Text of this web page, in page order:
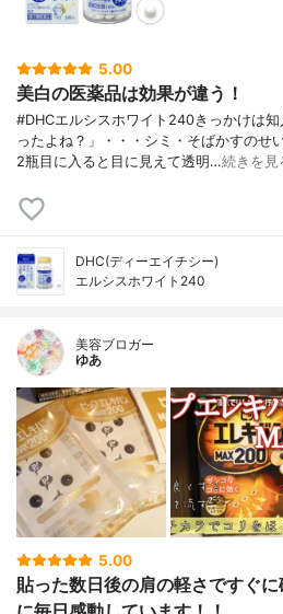
5.00
美白の医薬品は効果が違う！
#DHCエルシスホワイト240きっかけは
ったよね？」・・・シミ・そばかすのせ
2瓶目に入ると目に見えて透明…続きを見
DHC(ディーエイチシー)
エルシスホワイト240
美容ブロガー
ゆあ
5.00
貼った数日後の肩の軽さですぐ